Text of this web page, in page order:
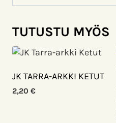
TUTUSTU MYÖS
JK TARRA-ARKKI KETUT
2,20 €